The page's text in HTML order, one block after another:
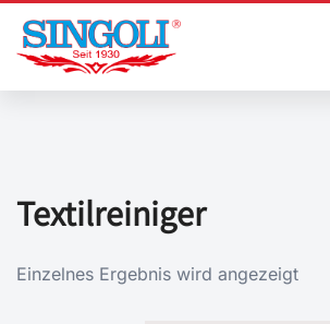
Zum
Inhalt
springen
Textilreiniger
Einzelnes Ergebnis wird angezeigt